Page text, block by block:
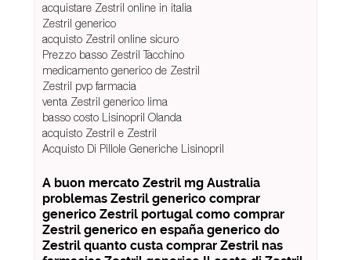
acquistare Zestril online in italia
Zestril generico
acquisto Zestril online sicuro
Prezzo basso Zestril Tacchino
medicamento generico de Zestril
Zestril pvp farmacia
venta Zestril generico lima
basso costo Lisinopril Olanda
acquisto Zestril e Zestril
Acquisto Di Pillole Generiche Lisinopril
A buon mercato Zestril mg Australia
problemas Zestril generico comprar
generico Zestril portugal como comprar
Zestril generico en españa generico do
Zestril quanto custa comprar Zestril nas